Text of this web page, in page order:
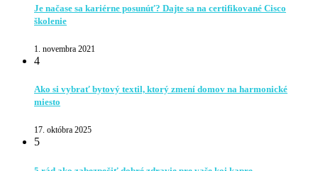
Je načase sa kariérne posunúť? Dajte sa na certifikované Cisco
školenie
1. novembra 2021
4
Ako si vybrať bytový textil, ktorý zmení domov na harmonické
miesto
17. októbra 2025
5